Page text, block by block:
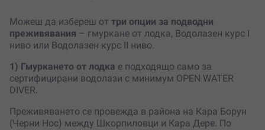
Можеш да избереш от три опции за подводни
преживявания – гмуркане от лодка, Водолазен курс I
ниво или Водолазен курс II ниво.
1) Гмуркането от лодка е подходящо само за
сертифицирани водолази с минимум OPEN WATER
DIVER.
Преживяването се провежда в района на Кара Борун
(Черни Нос) между Шкорпиловци и Кара Дере. По